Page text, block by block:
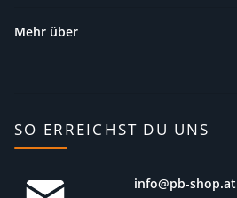
Mehr über
SO ERREICHST DU UNS
info@pb-shop.at